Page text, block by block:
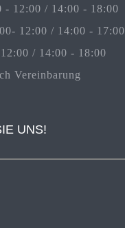
- 12:00 / 14:00 - 18:00
12:00 / 14:00 - 17:00
/ 14:00 - 18:00
Vereinbarung
UNS!